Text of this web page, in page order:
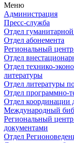
Меню
Администрация
Пресс-служба
Отдел
Отдел абонемента
Региональный
Отдел
Отдел технико-
литературы
Отдел литературы
Отдел программно-
Отдел координации
Международный
Региональный
документами
Отдел